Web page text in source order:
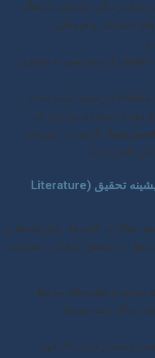
سبک زندگی، بازنمایی فرهنگ
اجتماعی و فرهنگی،
و…
اطمینان از دسترسی به منابع و
مقاله‌ای ارزشمند است که به
یا رویکردی نو ارائه کند.
شما: نگارش در حوزه‌ای
کافی دارید.
۲. بررسی ادبیات و پیشینه تحقیق (Literature
مقالات، کتاب‌ها، پایان‌نامه‌ها و
با موضوع انتخابی شماست.
موجود و نظریه‌های مرتبط.
به‌کار رفته توسط
و متمایز کردن کار خود.